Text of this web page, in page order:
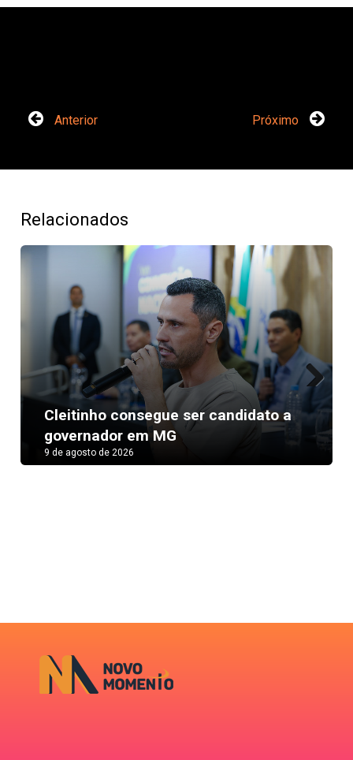
Anterior Próximo
Relacionados
Cleitinho consegue ser candidato a
governador em MG
9 de agosto de 2026
Next